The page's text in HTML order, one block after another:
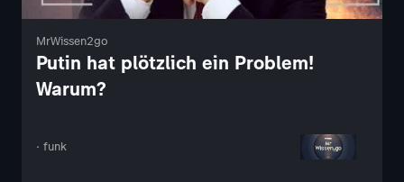
MrWissen2go
Putin hat plötzlich ein Problem!
Warum?
· funk